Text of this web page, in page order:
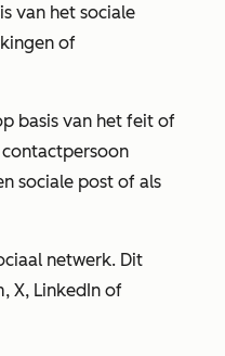
van het sociale
of
basis van het feit of
sociale post of als
netwerk. Dit
X, LinkedIn of